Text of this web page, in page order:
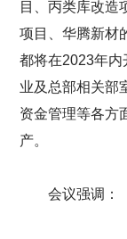
目、丙类库改造
项目、华腾新材
都将在2023年内
业及总部相关部
资金管理等各方
产。
会议强调：